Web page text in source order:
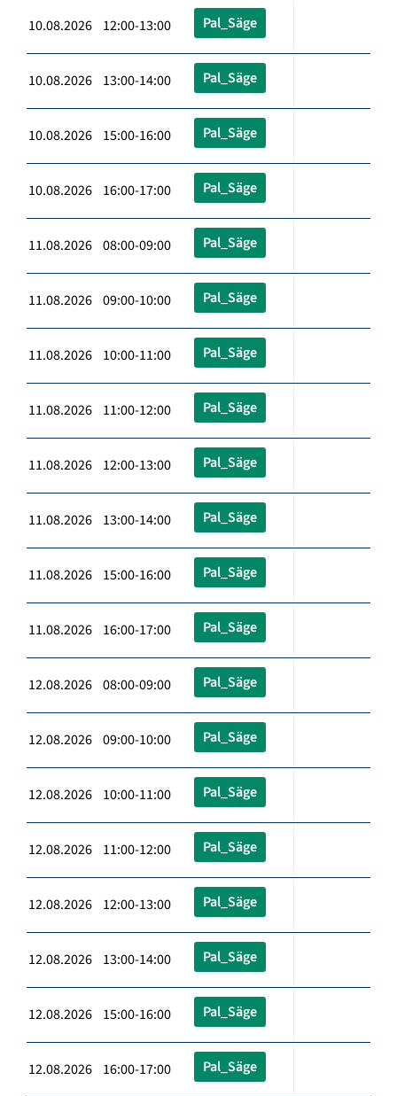
10.08.2026 12:00-13:00 Pal_Säge
10.08.2026 13:00-14:00 Pal_Säge
10.08.2026 15:00-16:00 Pal_Säge
10.08.2026 16:00-17:00 Pal_Säge
11.08.2026 08:00-09:00 Pal_Säge
11.08.2026 09:00-10:00 Pal_Säge
11.08.2026 10:00-11:00 Pal_Säge
11.08.2026 11:00-12:00 Pal_Säge
11.08.2026 12:00-13:00 Pal_Säge
11.08.2026 13:00-14:00 Pal_Säge
11.08.2026 15:00-16:00 Pal_Säge
11.08.2026 16:00-17:00 Pal_Säge
12.08.2026 08:00-09:00 Pal_Säge
12.08.2026 09:00-10:00 Pal_Säge
12.08.2026 10:00-11:00 Pal_Säge
12.08.2026 11:00-12:00 Pal_Säge
12.08.2026 12:00-13:00 Pal_Säge
12.08.2026 13:00-14:00 Pal_Säge
12.08.2026 15:00-16:00 Pal_Säge
12.08.2026 16:00-17:00 Pal_Säge